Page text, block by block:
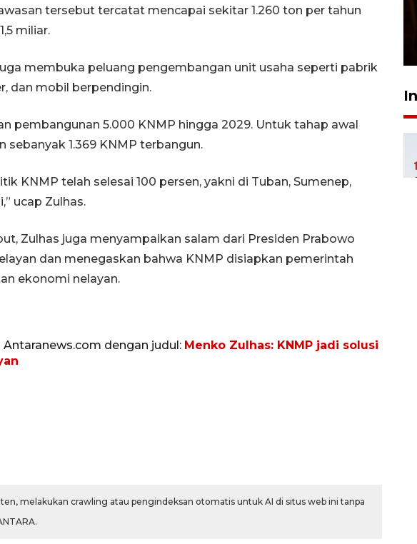
tersebut tercatat mencapai sekitar 1.260 ton per tahun
miliar.
membuka peluang pengembangan unit usaha seperti pabrik
dan mobil berpendingin.
pembangunan 5.000 KNMP hingga 2029. Untuk tahap awal
sebanyak 1.369 KNMP terbangun.
KNMP telah selesai 100 persen, yakni di Tuban, Sumenep,
ucap Zulhas.
Zulhas juga menyampaikan salam dari Presiden Prabowo
dan menegaskan bahwa KNMP disiapkan pemerintah
ekonomi nelayan.
dengan judul: Menko Zulhas: KNMP jadi solusi
melakukan crawling atau pengindeksan otomatis untuk AI di situs web ini tanpa
kandungan gizi paket MBG